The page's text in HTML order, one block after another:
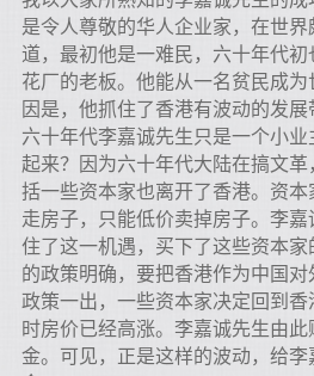
是令人尊敬的华人企业家，在世
道，最初他是一难民，六十年代
花厂的老板。他能从一名贫民成
因是，他抓住了香港有波动的发展
六十年代李嘉诚先生只是一个小
起来？因为六十年代大陆在搞文
括一些资本家也离开了香港。资
走房子，只能低价卖掉房子。李
住了这一机遇，买下了这些资本
的政策明确，要把香港作为中国
政策一出，一些资本家决定回到
时房价已经高涨。李嘉诚先生由
金。可见，正是这样的波动，给